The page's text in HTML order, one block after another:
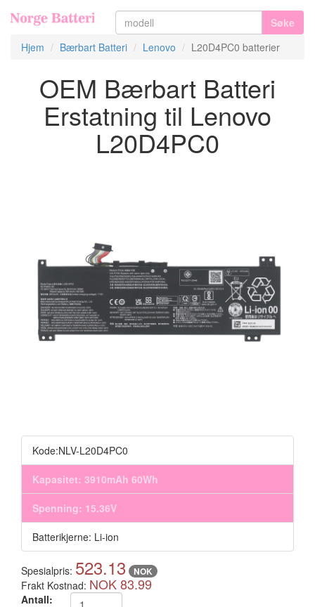
Søke
Hjem
Bærbart Batteri Lenovo L20D4PC0 batterier
OEM Bærbart Batteri
Erstatning til Lenovo
L20D4PC0
Kode:NLV-L20D4PC0
Kapasitet: 3910mAh 60Wh
Spenning: 15.36V
Batterikjerne: Li-ion
Spesialpris: 523.13 NOK
Frakt Kostnad: NOK 83.99
Antall: